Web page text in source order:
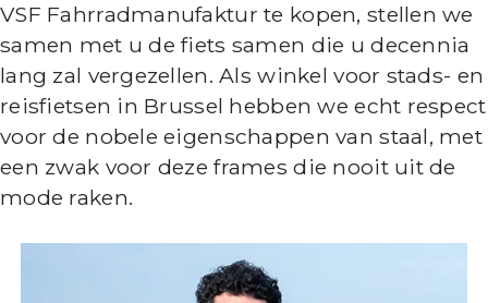
VSF Fahrradmanufaktur te kopen, stellen we
samen met u de fiets samen die u decennia
lang zal vergezellen. Als winkel voor stads- en
reisfietsen in Brussel hebben we echt respect
voor de nobele eigenschappen van staal, met
een zwak voor deze frames die nooit uit de
mode raken.